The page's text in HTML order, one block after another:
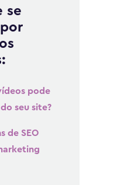
se
pode
seu site?
de SEO